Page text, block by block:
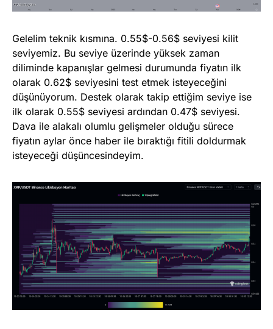
Gelelim teknik kısmına. 0.55$-0.56$ seviyesi kilit
seviyemiz. Bu seviye üzerinde yüksek zaman
diliminde kapanışlar gelmesi durumunda fiyatın ilk
olarak 0.62$ seviyesini test etmek isteyeceğini
düşünüyorum. Destek olarak takip ettiğim seviye ise
ilk olarak 0.55$ seviyesi ardından 0.47$ seviyesi.
Dava ile alakalı olumlu gelişmeler olduğu sürece
fiyatın aylar önce haber ile bıraktığı fitili doldurmak
isteyeceği düşüncesindeyim.